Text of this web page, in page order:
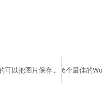
4个最佳的可以把图片保存为Webp格式的编辑软件